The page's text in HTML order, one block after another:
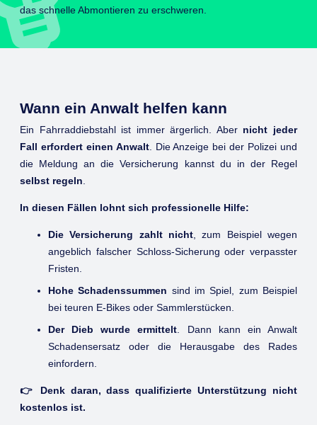
das schnelle Abmontieren zu erschweren.
Wann ein Anwalt helfen kann
Ein Fahrraddiebstahl ist immer ärgerlich. Aber nicht jeder
Fall erfordert einen Anwalt. Die Anzeige bei der Polizei und
die Meldung an die Versicherung kannst du in der Regel
selbst regeln
In diesen Fällen lohnt sich professionelle Hilfe:
Die Versicherung zahlt nicht , zum Beispiel wegen
angeblich falscher Schloss-Sicherung oder verpasster
Fristen.
Hohe Schadenssummen sind im Spiel, zum Beispiel
bei teuren E-Bikes oder Sammlerstücken.
Der Dieb wurde ermittelt . Dann kann ein Anwalt
Schadensersatz oder die Herausgabe des Rades
einfordern.
👉 Denk daran, dass qualifizierte Unterstützung nicht
kostenlos ist.